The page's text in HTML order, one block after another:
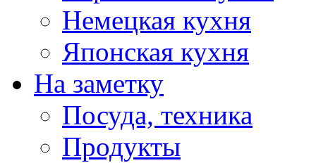
Немецкая кухня
Японская кухня
На заметку
Посуда, техника
Продукты